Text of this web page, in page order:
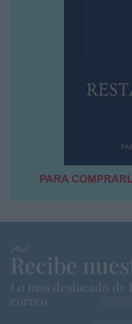
Recibe
Lo más destacado de
correo